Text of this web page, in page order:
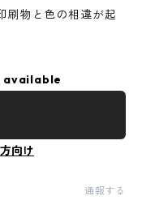
刷物と色の相違が起
向け
通報する